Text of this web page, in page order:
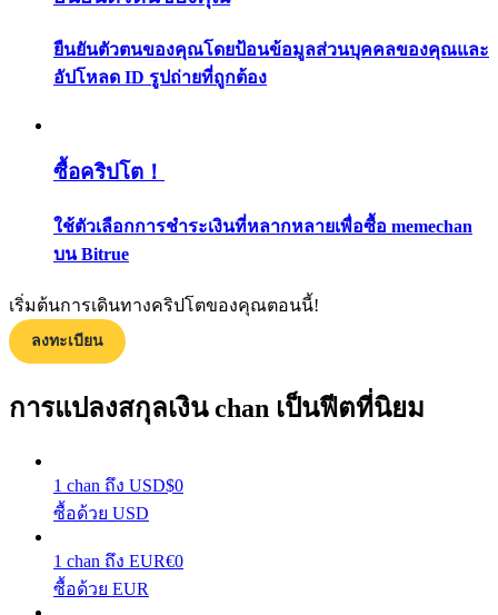
เรียนรู้วิธีการรักษาผลกำไร
ยืนยันตัวตนของคุณโดยป้อนข้อมูลส่วนบุคคลของคุณและ
อัปโหลด ID รูปถ่ายที่ถูกต้อง
ซื้อคริปโต！
ใช้ตัวเลือกการชำระเงินที่หลากหลายเพื่อซื้อ memechan
บน Bitrue
เริ่มต้นการเดินทางคริปโตของคุณตอนนี้!
ลงทะเบียน
การแปลงสกุลเงิน chan เป็นฟีตที่นิยม
1 chan ถึง USD$0
ซื้อด้วย USD
1 chan ถึง EUR€0
ซื้อด้วย EUR